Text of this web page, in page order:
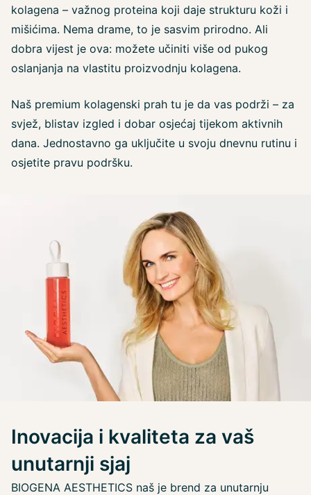
kolagena – važnog proteina koji daje strukturu koži i
mišićima. Nema drame, to je sasvim prirodno. Ali
dobra vijest je ova: možete učiniti više od pukog
oslanjanja na vlastitu proizvodnju kolagena.
Naš premium kolagenski prah tu je da vas podrži – za
svjež, blistav izgled i dobar osjećaj tijekom aktivnih
dana. Jednostavno ga uključite u svoju dnevnu rutinu i
osjetite pravu podršku.
Inovacija i kvaliteta za vaš
unutarnji sjaj
BIOGENA AESTHETICS naš je brend za unutarnju